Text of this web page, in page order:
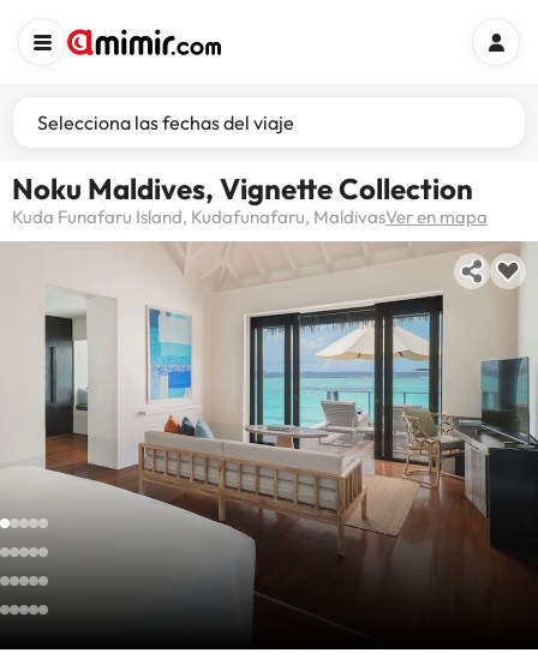
Selecciona las fechas del viaje
Noku Maldives, Vignette Collection
Kuda Funafaru Island, Kudafunafaru, MaldivasVer en mapa